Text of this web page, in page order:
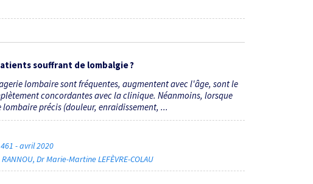
souffrant de lombalgie ?
lombaire sont fréquentes, augmentent avec l'âge, sont le
concordantes avec la clinique. Néanmoins, lorsque
précis (douleur, enraidissement, ...
- avril 2020
Dr Marie-Martine LEFÈVRE-COLAU